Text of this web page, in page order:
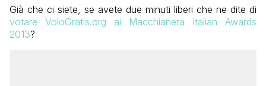
Già che ci siete, se avete due minuti liberi che ne dite di
votare VoloGratis.org ai Macchianera Italian Awards
2013?